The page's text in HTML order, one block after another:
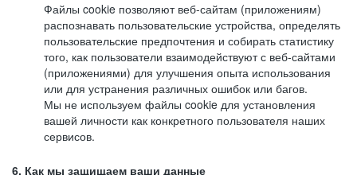
Файлы cookie позволяют веб-сайтам (приложениям)
распознавать пользовательские устройства, определять
пользовательские предпочтения и собирать статистику
того, как пользователи взаимодействуют с веб-сайтами
(приложениями) для улучшения опыта использования
или для устранения различных ошибок или багов.
Мы не используем файлы cookie для установления
вашей личности как конкретного пользователя наших
сервисов.
6. Как мы защищаем ваши данные